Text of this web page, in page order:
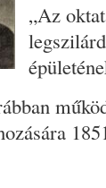
„Az